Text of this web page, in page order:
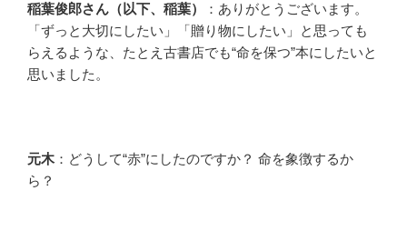
稲葉俊郎さん（以下、稲葉）
：ありがとうございます。
「ずっと大切にしたい」「贈り物にしたい」と思っても
らえるような、たとえ古書店でも“命を保つ”本にしたいと
思いました。
元木：どうして“赤”にしたのですか？ 命を象徴するか
ら？